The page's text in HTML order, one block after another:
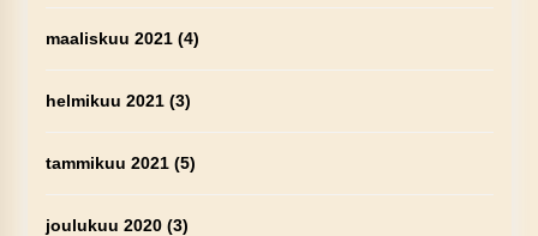
maaliskuu 2021(4)
helmikuu 2021(3)
tammikuu 2021(5)
joulukuu 2020(3)